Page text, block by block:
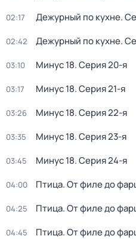
02:17 Дежурный по кухне.
02:42 Дежурный по кухне.
03:10 Минус 18. Серия 20-я
03:17 Минус 18. Серия 21-я
03:26 Минус 18. Серия 22-я
03:35 Минус 18. Серия 23-я
03:45 Минус 18. Серия 24-я
04:00 Птица. От филе до
04:25 Птица. От филе до
04:45 Птица. От филе до